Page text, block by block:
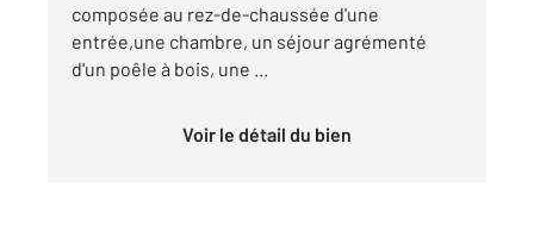
composée au rez-de-chaussée d'une
entrée,une chambre, un séjour agrémenté
d'un poêle à bois, une ...
Voir le détail du bien